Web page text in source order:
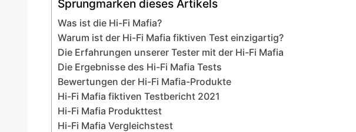
Sprungmarken dieses Artikels
Was ist die Hi-Fi Mafia?
Warum ist der Hi-Fi Mafia fiktiven Test einzigartig?
Die Erfahrungen unserer Tester mit der Hi-Fi Mafia
Die Ergebnisse des Hi-Fi Mafia Tests
Bewertungen der Hi-Fi Mafia-Produkte
Hi-Fi Mafia fiktiven Testbericht 2021
Hi-Fi Mafia Produkttest
Hi-Fi Mafia Vergleichstest